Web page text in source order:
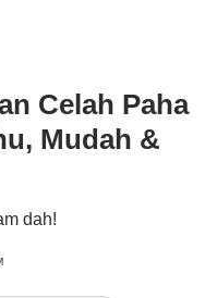
Celah Paha
Mudah &
dah!